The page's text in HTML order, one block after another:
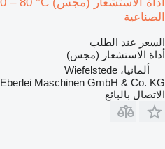
الصناعية
السعر عند الطلب
أداة الاستشعار (مجس)
ألمانيا، Wiefelstede
Eberlei Maschinen GmbH & Co. KG
الاتصال بالبائع